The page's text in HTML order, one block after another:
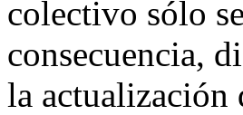
colectivo sólo
consecuencia,
la actualización